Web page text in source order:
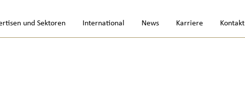
und Sektoren International News Karriere Kontakt